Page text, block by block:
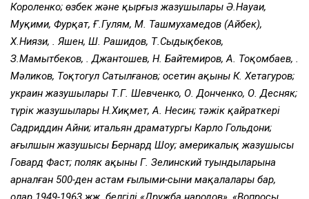
Короленко; өзбек және қырғыз жазушылары Ә.Науаи,
Муқими, Фурқат, Ғ.Гулям, М. Ташмухамедов (Айбек),
Х.Ниязи, Қ. Яшен, Ш. Рашидов, Т.Сыдықбеков,
З.Мамытбеков, Қ. Джантошев, Н. Байтемиров, А. Тоқомбаев, Қ.
Мәликов, Тоқтогул Сатылғанов; осетин ақыны К. Хетагуров;
украин жазушылары Т.Г. Шевченко, О. Донченко, О. Десняк;
түрік жазушылары Н.Хиқмет, А. Несин; тәжік қайраткері
Садриддин Айни; итальян драматургы Карло Гольдони;
ағылшын жазушысы Бернард Шоу; америкалық жазушысы
Говард Фаст; поляк ақыны Г. Зелинский туындыларына
арналған 500-ден астам ғылыми-сыни мақалалары бар,